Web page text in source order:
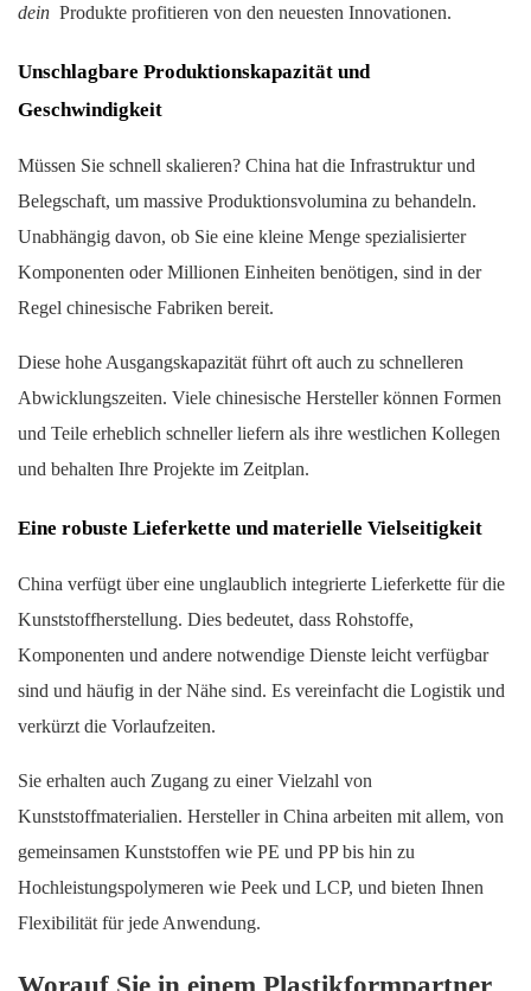
dein Produkte profitieren von den neuesten Innovationen.
Unschlagbare Produktionskapazität und
Geschwindigkeit
Müssen Sie schnell skalieren? China hat die Infrastruktur und
Belegschaft, um massive Produktionsvolumina zu behandeln.
Unabhängig davon, ob Sie eine kleine Menge spezialisierter
Komponenten oder Millionen Einheiten benötigen, sind in der
Regel chinesische Fabriken bereit.
Diese hohe Ausgangskapazität führt oft auch zu schnelleren
Abwicklungszeiten. Viele chinesische Hersteller können Formen
und Teile erheblich schneller liefern als ihre westlichen Kollegen
und behalten Ihre Projekte im Zeitplan.
Eine robuste Lieferkette und materielle Vielseitigkeit
China verfügt über eine unglaublich integrierte Lieferkette für die
Kunststoffherstellung. Dies bedeutet, dass Rohstoffe,
Komponenten und andere notwendige Dienste leicht verfügbar
sind und häufig in der Nähe sind. Es vereinfacht die Logistik und
verkürzt die Vorlaufzeiten.
Sie erhalten auch Zugang zu einer Vielzahl von
Kunststoffmaterialien. Hersteller in China arbeiten mit allem, von
gemeinsamen Kunststoffen wie PE und PP bis hin zu
Hochleistungspolymeren wie Peek und LCP, und bieten Ihnen
Flexibilität für jede Anwendung.